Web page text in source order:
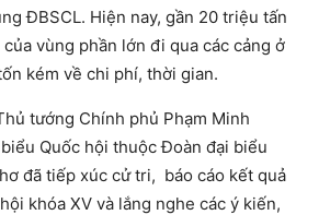
ĐBSCL. Hiện nay, gần 20 triệu tấn
vùng phần lớn đi qua các cảng ở
kém về chi phí, thời gian.
tướng Chính phủ Phạm Minh
Quốc hội thuộc Đoàn đại biểu
đã tiếp xúc cử tri, báo cáo kết quả
khóa XV và lắng nghe các ý kiến,